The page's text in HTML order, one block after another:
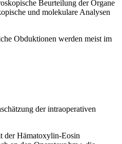
Beurteilung der Organe
und molekulare Analysen
Obduktionen werden meist im
der intraoperativen
der Hämatoxylin-Eosin